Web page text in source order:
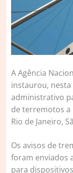
AAgência
instaurou, nesta
administrativo
de terremotos
Rio de Janeiro,
Os avisos de
foram enviados
para